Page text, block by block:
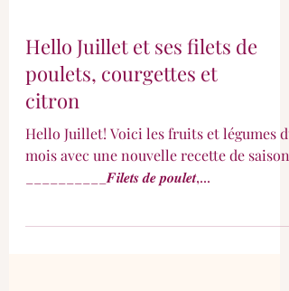
Hello Juillet et ses filets de
poulets, courgettes et
citron
Hello Juillet! Voici les fruits et légumes du
__________𝑭𝒊𝒍𝒆𝒕𝒔 𝒅𝒆 𝒑𝒐𝒖𝒍𝒆𝒕,...